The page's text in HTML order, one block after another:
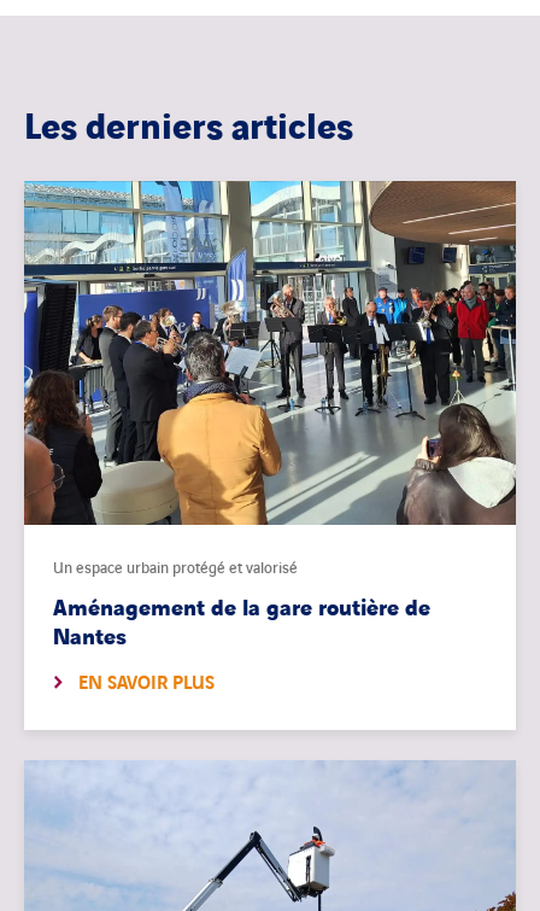
Les derniers articles
Un espace urbain protégé et valorisé
Aménagement de la gare routière de
Nantes
EN SAVOIR PLUS